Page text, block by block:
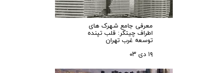
معرفی جامع شهرک‌ های
اطراف چیتگر: قلب تپنده
توسعه غرب تهران
۱۹ دی ۰۳